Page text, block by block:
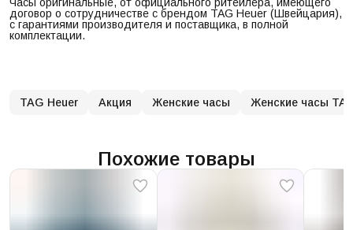
договор о сотрудничестве с брендом TAG Heuer (Швейцария),
с гарантиями производителя и поставщика, в полной
комплектации.
TAG Heuer Акция Женские часы Женские часы
Похожие товары